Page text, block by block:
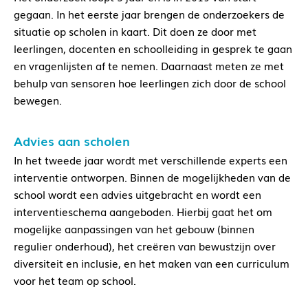
gegaan. In het eerste jaar brengen de onderzoekers de
situatie op scholen in kaart. Dit doen ze door met
leerlingen, docenten en schoolleiding in gesprek te gaan
en vragenlijsten af te nemen. Daarnaast meten ze met
behulp van sensoren hoe leerlingen zich door de school
bewegen.
Advies aan scholen
In het tweede jaar wordt met verschillende experts een
interventie ontworpen. Binnen de mogelijkheden van de
school wordt een advies uitgebracht en wordt een
interventieschema aangeboden. Hierbij gaat het om
mogelijke aanpassingen van het gebouw (binnen
regulier onderhoud), het creëren van bewustzijn over
diversiteit en inclusie, en het maken van een curriculum
voor het team op school.